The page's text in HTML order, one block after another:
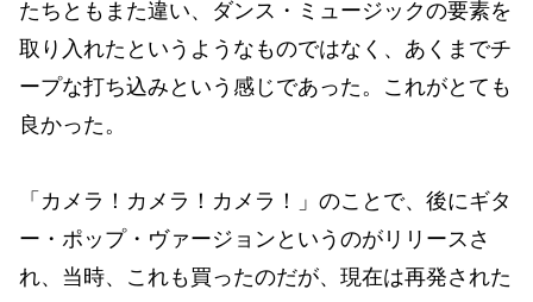
たちともまた違い、ダンス・ミュージックの要素を
取り入れたというようなものではなく、あくまでチ
ープな打ち込みという感じであった。これがとても
良かった。
「カメラ！カメラ！カメラ！」のことで、後にギタ
ー・ポップ・ヴァージョンというのがリリースさ
れ、当時、これも買ったのだが、現在は再発された